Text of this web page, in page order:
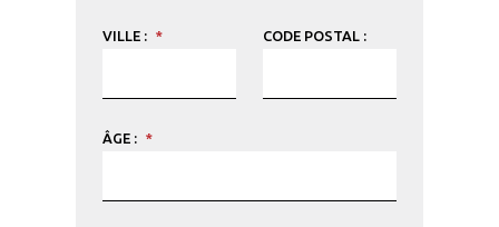
VILLE : * CODE POSTAL :
ÂGE : *